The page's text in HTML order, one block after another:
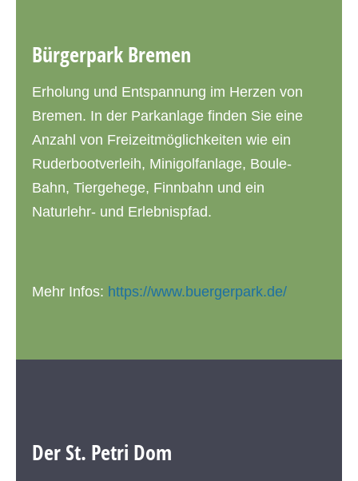
Bürgerpark Bremen
Erholung und Entspannung im Herzen von
Bremen. In der Parkanlage finden Sie eine
Anzahl von Freizeitmöglichkeiten wie ein
Ruderbootverleih, Minigolfanlage, Boule-
Bahn, Tiergehege, Finnbahn und ein
Naturlehr- und Erlebnispfad.
Mehr Infos: https://www.buergerpark.de/
Der St. Petri Dom